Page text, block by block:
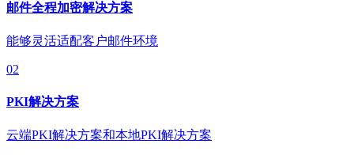
邮件全程加密解决方案
能够灵活适配客户邮件环境
02
PKI解决方案
云端PKI解决方案和本地PKI解决方案